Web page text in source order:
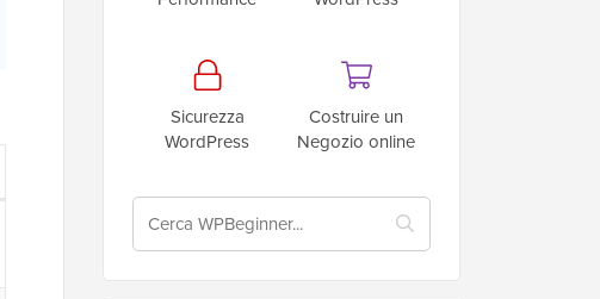
Sicurezza
WordPress
Costruire un
Negozio online